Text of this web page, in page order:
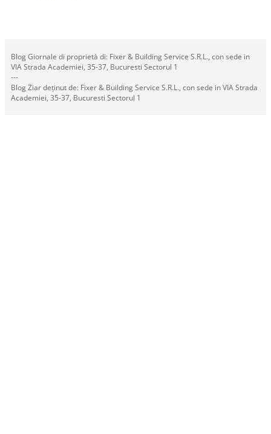
Blog Giornale di proprietà di: Fixer & Building Service S.R.L., con sede in
VIA Strada Academiei, 35-37, Bucuresti Sectorul 1
---
Blog Ziar deținut de: Fixer & Building Service S.R.L., con sede in VIA Strada
Academiei, 35-37, Bucuresti Sectorul 1